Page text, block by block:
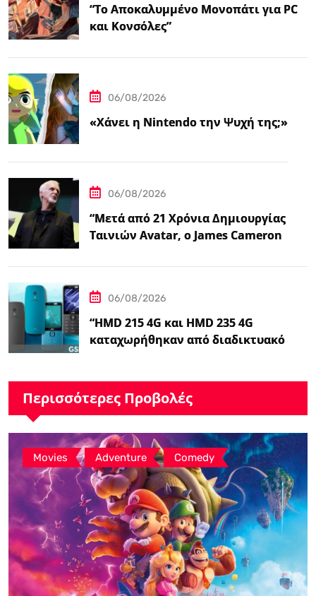
“Το Αποκαλυμμένο Μονοπάτι για PC
και Κονσόλες”
06/08/2026
«Χάνει η Nintendo την Ψυχή της;»
06/08/2026
“Μετά από 21 Χρόνια Δημιουργίας
Ταινιών Avatar, ο James Cameron
06/08/2026
“HMD 215 4G και HMD 235 4G
καταχωρήθηκαν από διαδικτυακό
Περισσότερες Προβολές
Movies , Adventure , Comedy